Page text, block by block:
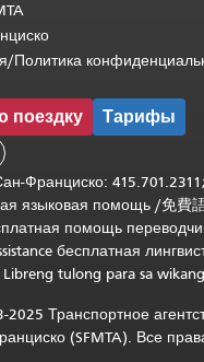
Политика
поездку Тарифы
Франциско:
языковая помощь /免費
помощь
бесплатная
Libreng tulong para sa
Транспортное
(SFMTA). Все